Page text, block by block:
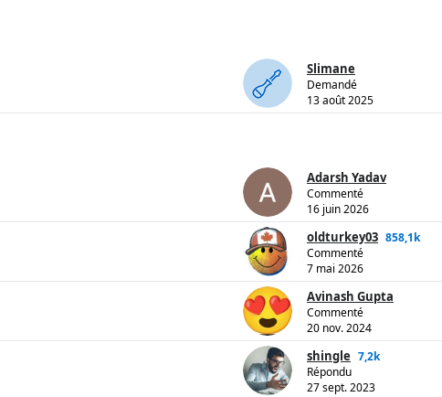
Slimane
Demandé
13 août 2025
Adarsh Yadav
Commenté
16 juin 2026
oldturkey03 858,1k
Commenté
7 mai 2026
Avinash Gupta
Commenté
20 nov. 2024
shingle 7,2k
Répondu
27 sept. 2023